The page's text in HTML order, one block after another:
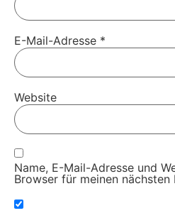
E-Mail-Adresse *
Website
Name, E-Mail-Adresse und
Browser für meinen nächsten